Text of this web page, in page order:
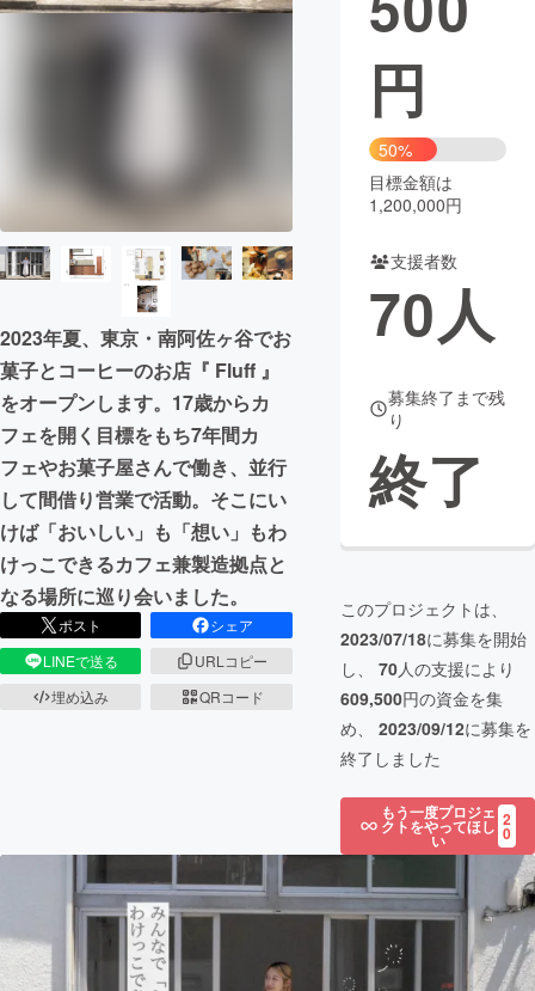
CAMPFIRE Creation
CAMPFIREふるさと納税
コミュニティ
2023年夏、東京・南阿佐ヶ谷でお
菓子とコーヒーのお店『 Fluff 』
をオープンします。17歳からカ
フェを開く目標をもち7年間カ
フェやお菓子屋さんで働き、並行
して間借り営業で活動。そこにい
けば「おいしい」も「想い」もわ
けっこできるカフェ兼製造拠点と
なる場所に巡り会いました。
ポスト
シェア
LINEで送る
URLコピー
埋め込み
QRコード
円
50%
目標金額は
1,200,000円
支援者数
70人
募集終了まで残
り
終了
このプロジェクトは、
2023/07/18に募集を開始
し、 70人の支援により
609,500円の資金を集
め、 2023/09/12に募集を
終了しました
もう一度プロジェ
クトをやってほし
い
2
0